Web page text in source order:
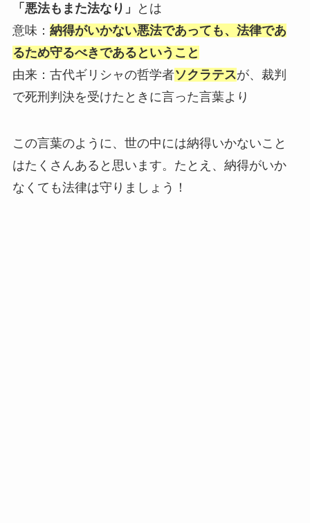
「悪法もまた法なり」
とは
意味： 納得がいかない悪法であっても、法律であ
るため守るべきであるということ
由来：古代ギリシャの哲学者ソクラテスが、裁判
で死刑判決を受けたときに言った言葉より
この言葉のように、世の中には納得いかないこと
はたくさんあると思います。たとえ、納得がいか
なくても法律は守りましょう！